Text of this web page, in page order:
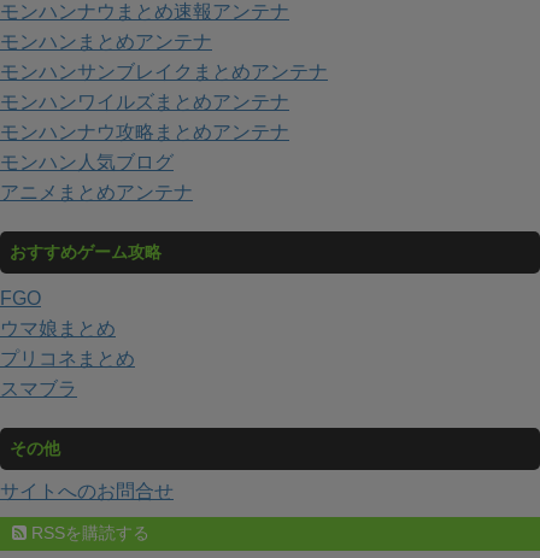
モンハンナウまとめ速報アンテナ
モンハンまとめアンテナ
モンハンサンブレイクまとめアンテナ
モンハンワイルズまとめアンテナ
モンハンナウ攻略まとめアンテナ
モンハン人気ブログ
アニメまとめアンテナ
おすすめゲーム攻略
FGO
ウマ娘まとめ
プリコネまとめ
スマブラ
その他
サイトへのお問合せ
RSSを購読する